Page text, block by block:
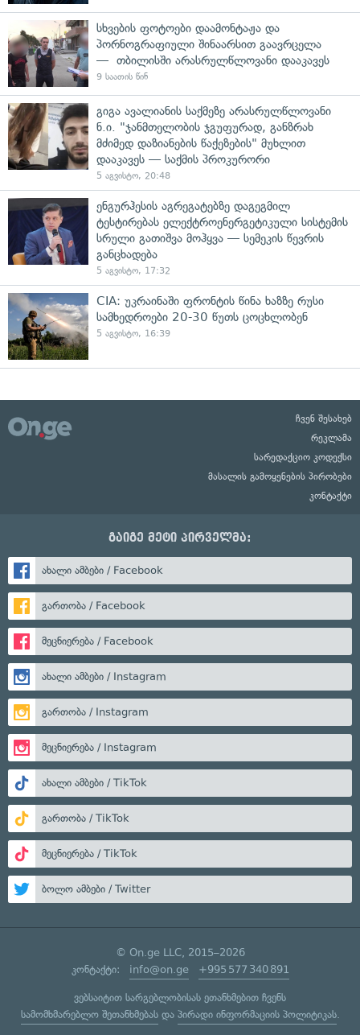
სხვების ფოტოები დაამონტაჟა და
პორნოგრაფიული შინაარსით გაავრცელა
— თბილისში არასრულწლოვანი დააკავეს
9 საათის წინ
გიგა ავალიანის საქმეზე არასრულწლოვანი
ნ.ი. "ჯანმთელობის ჯგუფურად, განზრახ
მძიმედ დაზიანების წაქეზების" მუხლით
დააკავეს — საქმის პროკურორი
5 აგვისტო, 20:48
ენგურჰესის აგრეგატებზე დაგეგმილ
ტესტირებას ელექტროენერგეტიკული სისტემის
სრული გათიშვა მოჰყვა — სემეკის წევრის
განცხადება
5 აგვისტო, 17:32
CIA: უკრაინაში ფრონტის წინა ხაზზე რუსი
სამხედროები 20-30 წუთს ცოცხლობენ
5 აგვისტო, 16:39
ჩვენ შესახებ
რეკლამა
სარედაქციო კოდექსი
მასალის გამოყენების პირობები
კონტაქტი
გაიგე მეტი პირველმა:
ახალი ამბები / Facebook
გართობა / Facebook
მეცნიერება / Facebook
ახალი ამბები / Instagram
გართობა / Instagram
მეცნიერება / Instagram
ახალი ამბები / TikTok
გართობა / TikTok
მეცნიერება / TikTok
ბოლო ამბები / Twitter
© On.ge LLC, 2015–2026
კონტაქტი: info@on.ge +995 577 340 891
ვებსაიტით სარგებლობისას ეთანხმებით ჩვენს
სამომხმარებლო შეთანხმებასდა პირადი ინფორმაციის პოლიტიკას.